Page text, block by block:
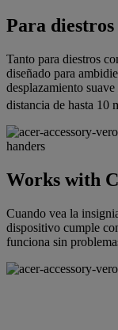
Para
Tanto para diestros
diseñado para
desplazamiento
distancia de hasta 10
Works with
Cuando vea la
dispositivo cumple
funciona sin